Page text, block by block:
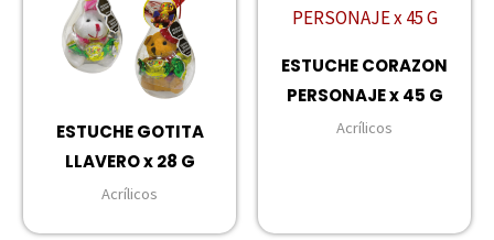
ESTUCHE GOTITA
LLAVERO x 28 G
Acrílicos
ESTUCHE CORAZON
PERSONAJE x 45 G
Acrílicos